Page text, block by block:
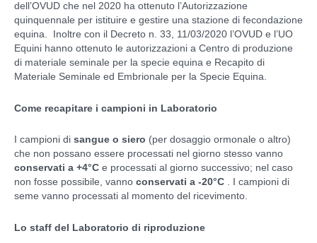
dell’OVUD che nel 2020 ha ottenuto l’Autorizzazione
quinquennale per istituire e gestire una stazione di fecondazione
equina. Inoltre con il Decreto n. 33, 11/03/2020 l’OVUD e l’UO
Equini hanno ottenuto le autorizzazioni a Centro di produzione
di materiale seminale per la specie equina e Recapito di
Materiale Seminale ed Embrionale per la Specie Equina.
Come recapitare i campioni in Laboratorio
I campioni di sangue o siero (per dosaggio ormonale o altro)
che non possano essere processati nel giorno stesso vanno
conservati a +4°C e processati al giorno successivo; nel caso
non fosse possibile, vanno conservati a -20°C . I campioni di
seme vanno processati al momento del ricevimento.
Lo staff del Laboratorio di riproduzione